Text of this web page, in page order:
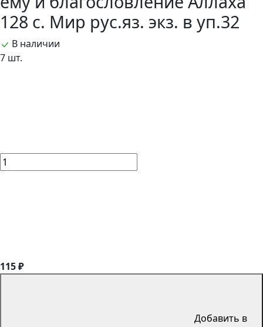
128 с. Мир рус.яз. экз. в уп.32
В наличии
7 шт.
115 ₽
Добавить в